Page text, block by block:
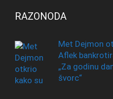
RAZONODA
Met Dejmon
Aflek
„Za godinu
švorc“